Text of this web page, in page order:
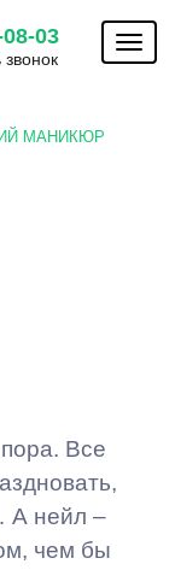
03
звонок
МАНИКЮР
Все
А нейл –
чем бы